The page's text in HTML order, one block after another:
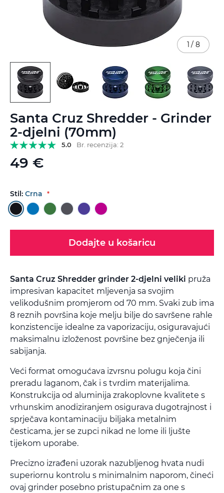
Santa Cruz Shredder - Grinder
2-djelni (70mm)
5.0 Br. recenzija: 2
49 €
Stil: Crna
Dodajte u košaricu
Santa Cruz Shredder grinder 2-djelni veliki pruža
impresivan kapacitet mljevenja sa svojim
velikodušnim promjerom od 70 mm. Svaki zub ima
8 reznih površina koje melju bilje do savršene rahle
konzistencije idealne za vaporizaciju, osiguravajući
maksimalnu izloženost površine bez gnječenja ili
sabijanja.
Veći format omogućava izvrsnu polugu koja čini
preradu laganom, čak i s tvrdim materijalima.
Konstrukcija od aluminija zrakoplovne kvalitete s
vrhunskim anodiziranjem osigurava dugotrajnost i
sprječava kontaminaciju biljaka metalnim
česticama, jer se zupci nikad ne lome ili ljušte
tijekom uporabe.
Precizno izrađeni uzorak nazubljenog hvata nudi
superiornu kontrolu s minimalnim naporom, čineći
ovaj grinder posebno pristupačnim za one s
1 / 8
to
the
beginning
of
the
images